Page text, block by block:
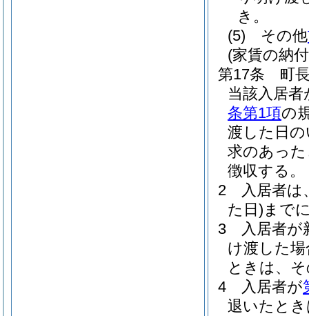
き。
(5)
その他
(家賃の納
第17条
町
当該入居
条第1項の
渡した日
求のあっ
徴収する。
2
入居者は
た日) まで
3
入居者が
け渡した
ときは、
4
入居者が
退いたと